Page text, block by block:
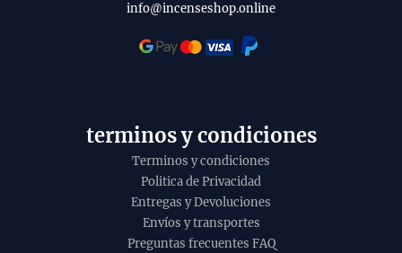
info@incenseshop.online
terminos y condiciones
Terminos y condiciones
Politica de Privacidad
Entregas y Devoluciones
Envíos y transportes
Preguntas frecuentes FAQ